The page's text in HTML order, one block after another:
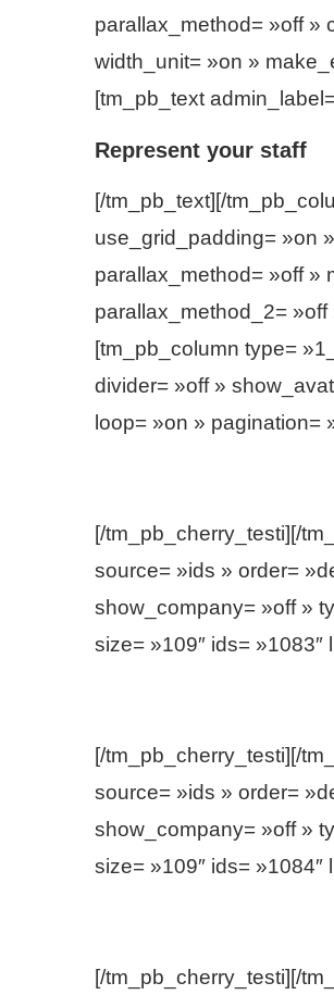
parallax_method= »off »
width_unit= »on »
[tm_pb_text
Represent your staff
[/tm_pb_text][/
use_grid_padding= »on
parallax_method= »off »
parallax_method_2=
[tm_pb_column type=
divider= »off »
loop= »on » pagination=
[/tm_pb_cherry_testi][/
source= »ids » order=
show_company= »off »
size= »109″ ids= »1083″
[/tm_pb_cherry_testi][/
source= »ids » order=
show_company= »off »
size= »109″ ids= »1084″
[/tm_pb_cherry_testi][/